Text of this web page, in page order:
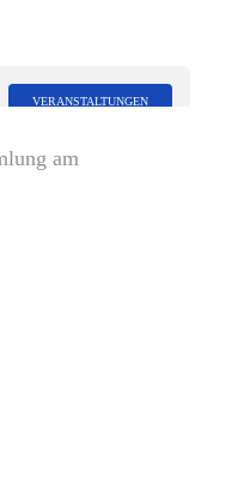
VERANSTALTUNGEN
am